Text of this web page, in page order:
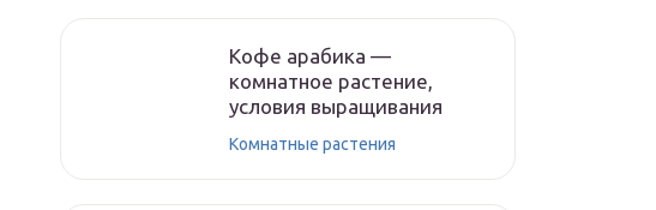
Кофе арабика —
комнатное растение,
условия выращивания
Комнатные растения